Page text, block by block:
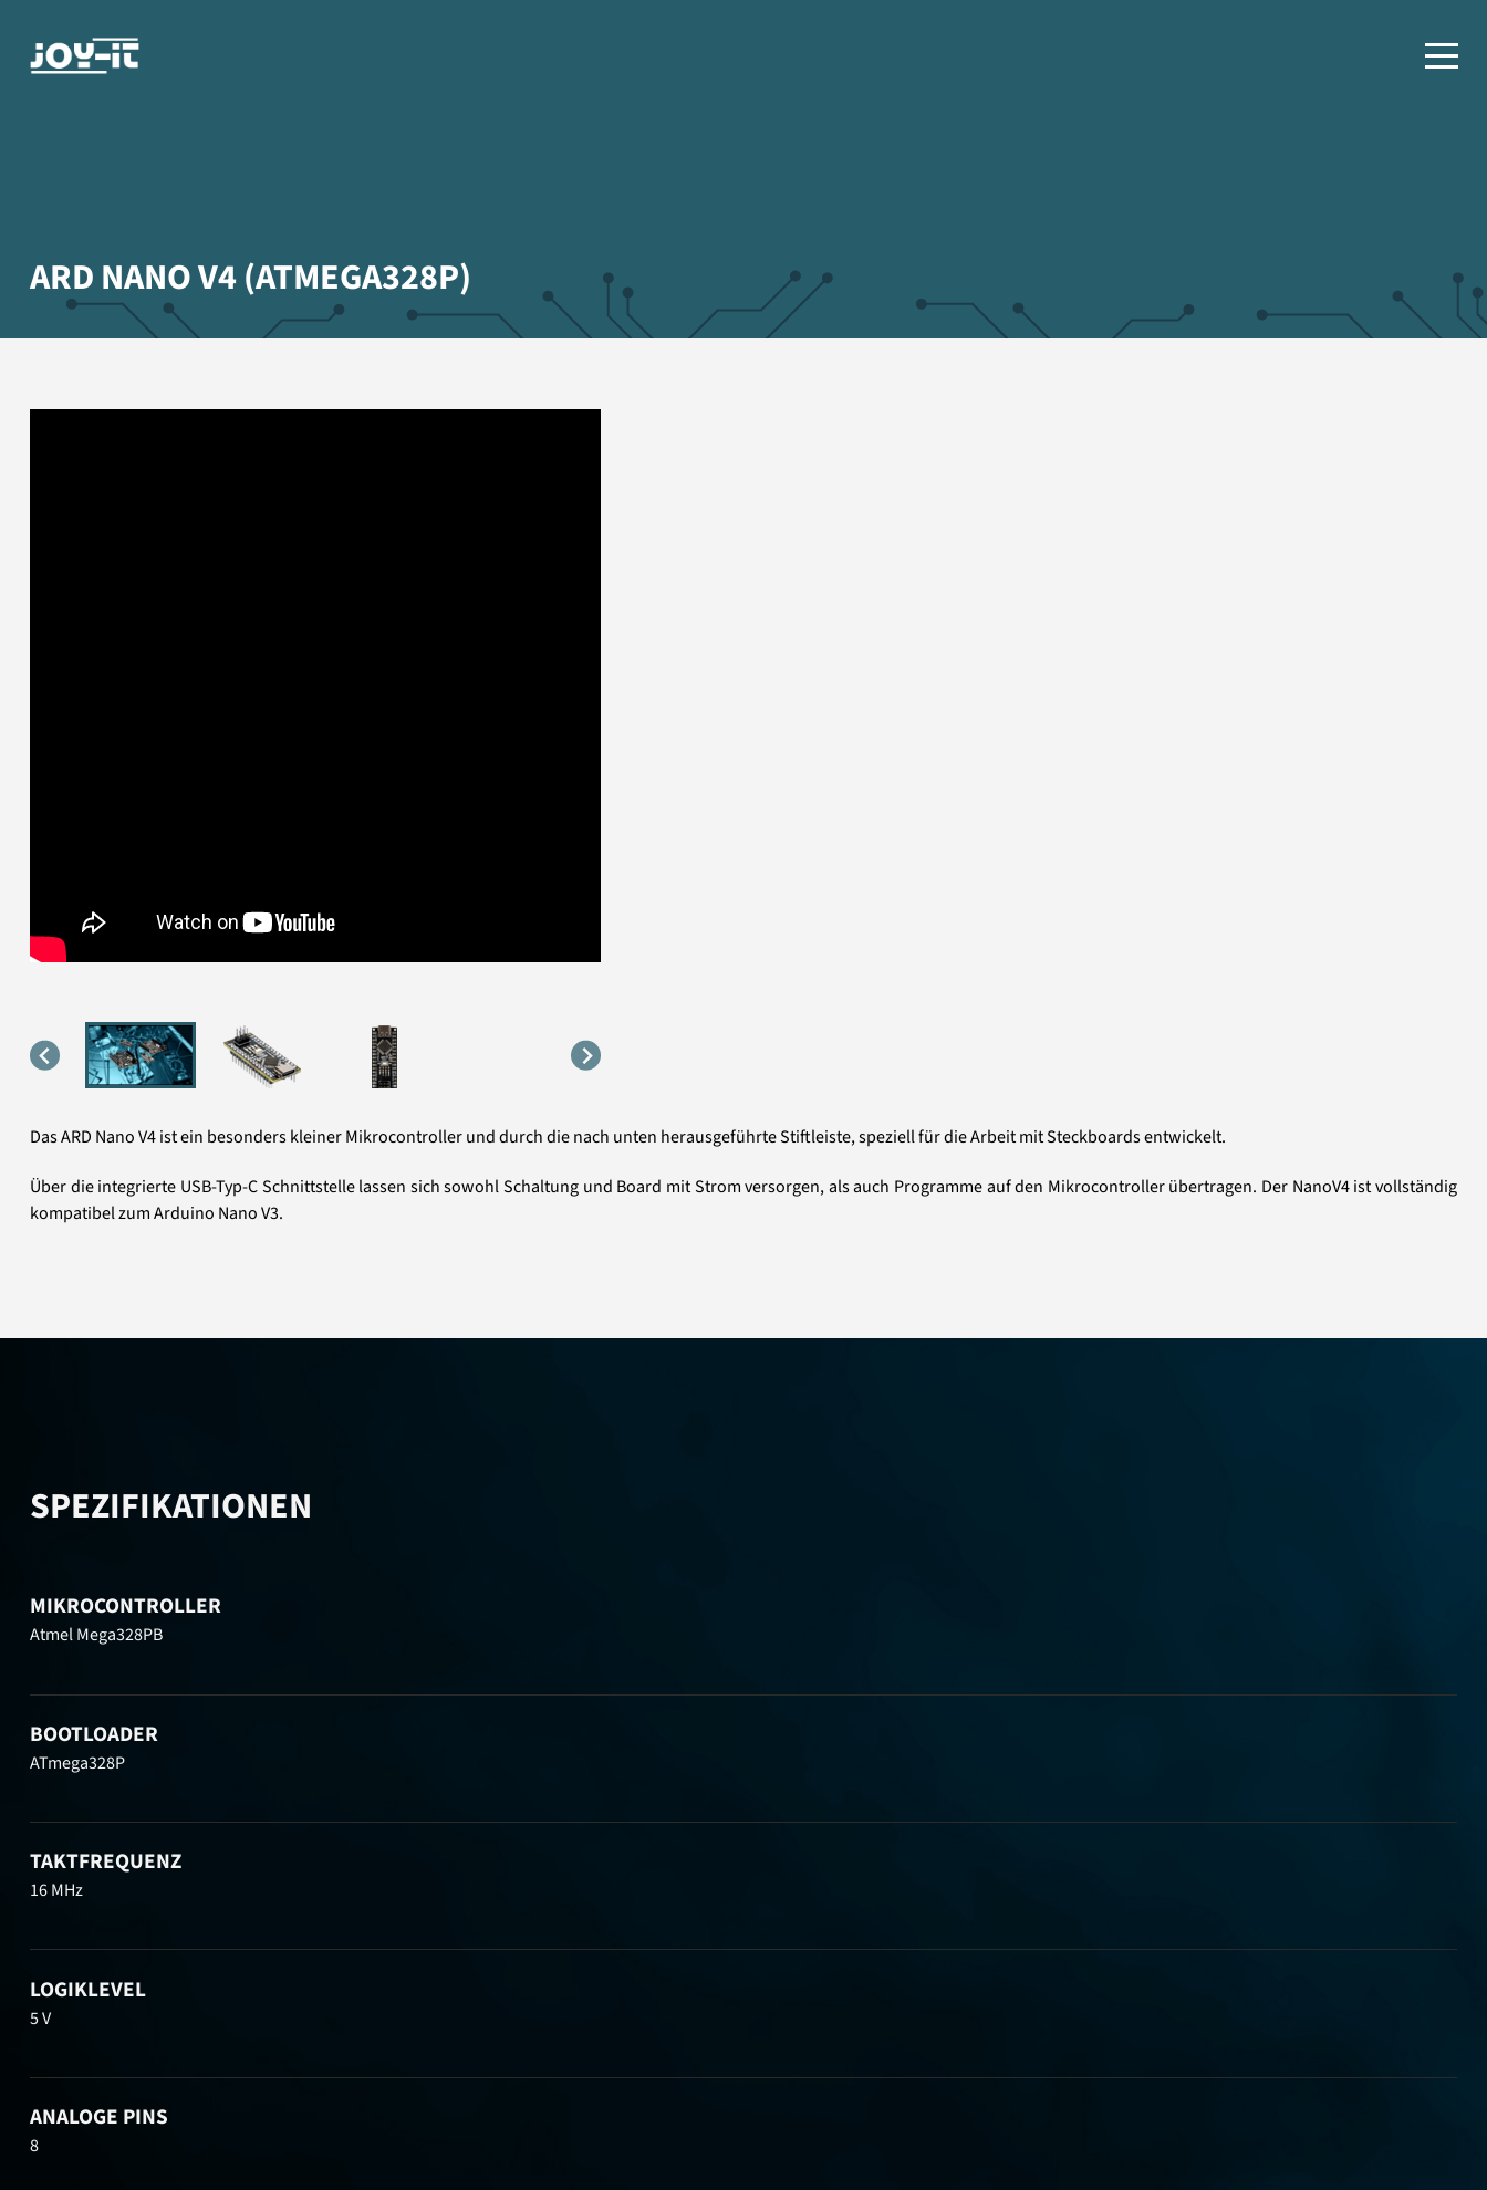
ARD NANO V4 (ATMEGA328P)
Das ARD Nano V4 ist ein besonders kleiner Mikrocontroller und durch die nach unten herausgeführte Stiftleiste, speziell für die Arbeit mit Steckboards entwickelt.
Über die integrierte USB-Typ-C Schnittstelle lassen sich sowohl Schaltung und Board mit Strom versorgen, als auch Programme auf den Mikrocontroller übertragen. Der NanoV4 ist vollständig
kompatibel zum Arduino Nano V3.
SPEZIFIKATIONEN
MIKROCONTROLLER
Atmel Mega328PB
BOOTLOADER
ATmega328P
TAKTFREQUENZ
16 MHz
LOGIKLEVEL
5 V
ANALOGE PINS
8